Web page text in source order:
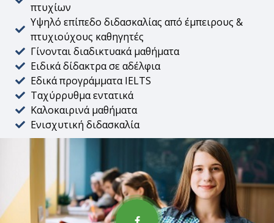
πτυχίων
Υψηλό επίπεδο διδασκαλίας από έμπειρους &
πτυχιούχους καθηγητές
Γίνονται διαδικτυακά μαθήματα
Ειδικά δίδακτρα σε αδέλφια
Εδικά προγράμματα IELTS
Ταχύρρυθμα εντατικά
Καλοκαιρινά μαθήματα
Ενισχυτική διδασκαλία